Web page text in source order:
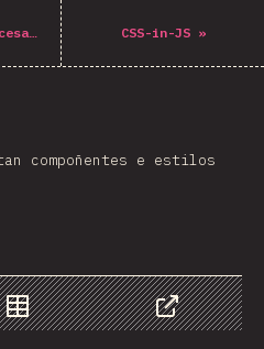
CSS-in-JS»
compoñentes e estilos
Data
Share